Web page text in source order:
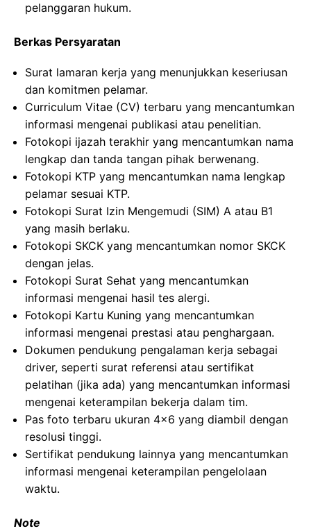
pelanggaran hukum.
Berkas Persyaratan
Surat lamaran kerja yang menunjukkan keseriusan
dan komitmen pelamar.
Curriculum Vitae (CV) terbaru yang mencantumkan
informasi mengenai publikasi atau penelitian.
Fotokopi ijazah terakhir yang mencantumkan nama
lengkap dan tanda tangan pihak berwenang.
Fotokopi KTP yang mencantumkan nama lengkap
pelamar sesuai KTP.
Fotokopi Surat Izin Mengemudi (SIM) A atau B1
yang masih berlaku.
Fotokopi SKCK yang mencantumkan nomor SKCK
dengan jelas.
Fotokopi Surat Sehat yang mencantumkan
informasi mengenai hasil tes alergi.
Fotokopi Kartu Kuning yang mencantumkan
informasi mengenai prestasi atau penghargaan.
Dokumen pendukung pengalaman kerja sebagai
driver, seperti surat referensi atau sertifikat
pelatihan (jika ada) yang mencantumkan informasi
mengenai keterampilan bekerja dalam tim.
Pas foto terbaru ukuran 4×6 yang diambil dengan
resolusi tinggi.
Sertifikat pendukung lainnya yang mencantumkan
informasi mengenai keterampilan pengelolaan
waktu.
Note